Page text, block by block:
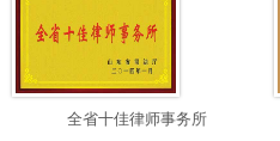
全省十佳律师事务所